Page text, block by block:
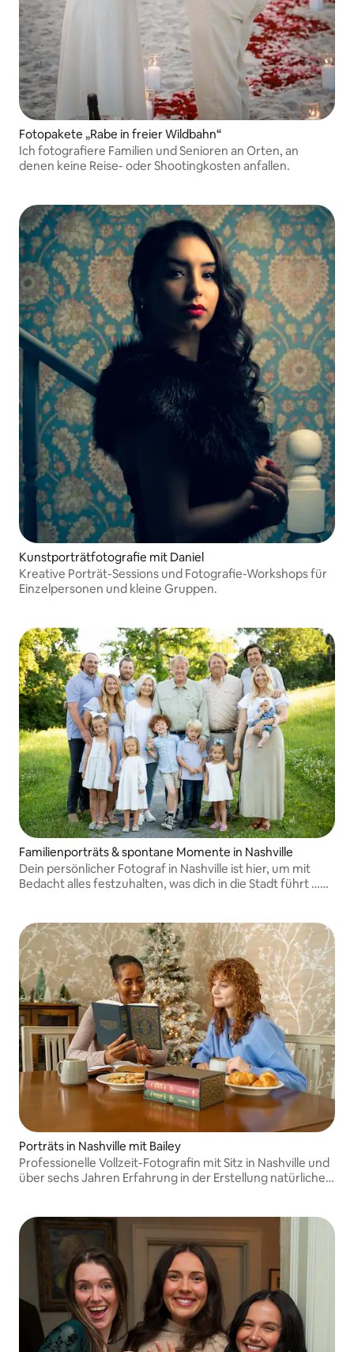
Fotopakete „Rabe in freier Wildbahn“
Ich fotografiere Familien und Senioren an Orten, an
denen keine Reise- oder Shootingkosten anfallen.
Kunstporträtfotografie mit Daniel
Kreative Porträt-Sessions und Fotografie-Workshops für
Einzelpersonen und kleine Gruppen.
Familienporträts & spontane Momente in Nashville
Dein persönlicher Fotograf in Nashville ist hier, um mit
Bedacht alles festzuhalten, was dich in die Stadt führt …
Einblicke zu teilen!
Porträts in Nashville mit Bailey
Professionelle Vollzeit-Fotografin mit Sitz in Nashville und
über sechs Jahren Erfahrung in der Erstellung natürlicher,